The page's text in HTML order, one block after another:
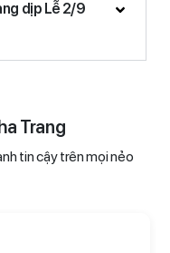
dịp Lễ 2/9
Trang
tin cậy trên mọi nẻo